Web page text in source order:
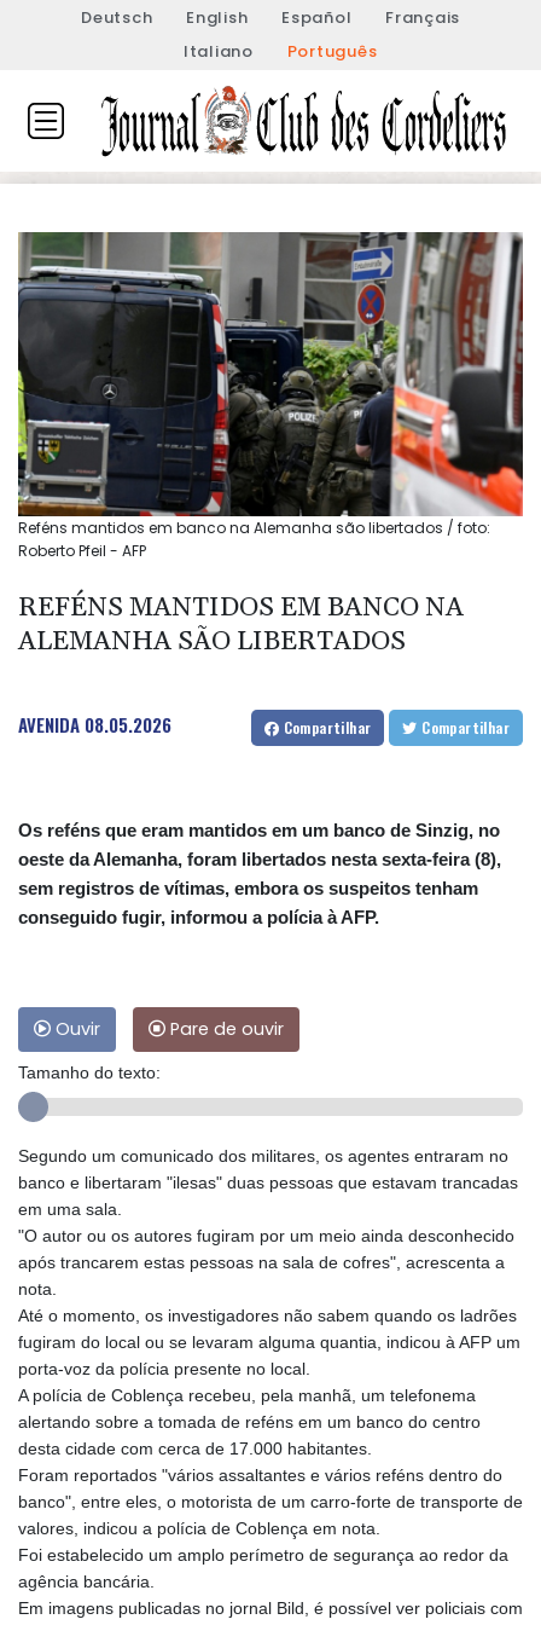
Deutsch English Español
Français
Italiano
Português
Reféns mantidos em banco na Alemanha são libertados / foto:
Roberto Pfeil - AFP
REFÉNS MANTIDOS EM BANCO NA
ALEMANHA SÃO LIBERTADOS
AVENIDA 08.05.2026 Compartilhar Compartilhar
Os reféns que eram mantidos em um banco de Sinzig, no
oeste da Alemanha, foram libertados nesta sexta-feira (8),
sem registros de vítimas, embora os suspeitos tenham
conseguido fugir, informou a polícia à AFP.
Ouvir Pare de ouvir
Tamanho do texto:
Segundo um comunicado dos militares, os agentes entraram no
banco e libertaram "ilesas" duas pessoas que estavam trancadas
em uma sala.
"O autor ou os autores fugiram por um meio ainda desconhecido
após trancarem estas pessoas na sala de cofres", acrescenta a
nota.
Até o momento, os investigadores não sabem quando os ladrões
fugiram do local ou se levaram alguma quantia, indicou à AFP um
porta-voz da polícia presente no local.
A polícia de Coblença recebeu, pela manhã, um telefonema
alertando sobre a tomada de reféns em um banco do centro
desta cidade com cerca de 17.000 habitantes.
Foram reportados "vários assaltantes e vários reféns dentro do
banco", entre eles, o motorista de um carro-forte de transporte de
valores, indicou a polícia de Coblença em nota.
Foi estabelecido um amplo perímetro de segurança ao redor da
agência bancária.
Em imagens publicadas no jornal Bild, é possível ver policiais com